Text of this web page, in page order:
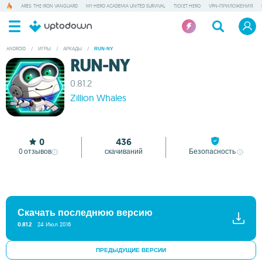
ARES: THE IRON VANGUARD MY HERO ACADEMIA UNITED SURVIVAL TICKET HERO VPN-ПРИЛОЖЕНИЯ
ANDROID / ИГРЫ / АРКАДЫ / RUN-NY
RUN-NY
0.81.2
Zillion Whales
0
0 отзывов
436
скачиваний Безопасность
Скачать последнюю версию
0.81.2 24 Июл 2016
ПРЕДЫДУЩИЕ ВЕРСИИ